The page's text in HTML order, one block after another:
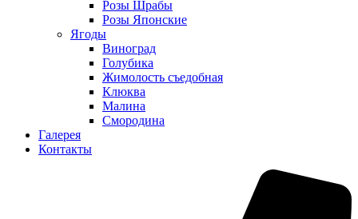
Розы Шрабы
Розы Японские
Ягоды
Виноград
Голубика
Жимолость съедобная
Клюква
Малина
Смородина
Галерея
Контакты